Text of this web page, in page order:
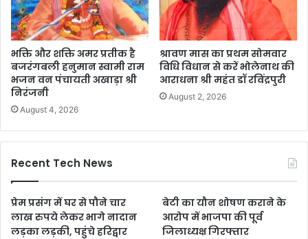
भक्ति और शक्ति अमर प्रतीक है
बजरंगबली हनुमान स्वामी राम
भजन वन पंचायती अखाड़ा श्री
निरंजनी
August 4, 2026
श्रावण मास का प्रथम सोमवार
विधि विधान से करें भोलेनाथ की
आराधना श्री महंत डॉ रविंद्रपुरी
August 2, 2026
Recent Tech News
प्रेम प्रसंग में घर से पौने चार
लाख रुपये लेकर भागे नादान
लड़का लड़की, पहुंचे हरिद्वार
बेटी का यौन शोषण कराने के
आरोप में भाजपा की पूर्व
जिलाध्यक्ष गिरफ्तार